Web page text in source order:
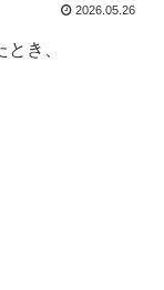
2026.05.26
き、